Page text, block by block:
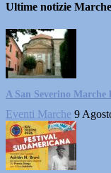
Ultime notizie
A San Severino
Eventi Marche 9